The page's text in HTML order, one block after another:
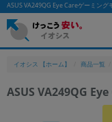
ASUS VA249QG Eye Careゲーミン
イオシス 【ホーム】 商品一覧
ASUS VA249QG